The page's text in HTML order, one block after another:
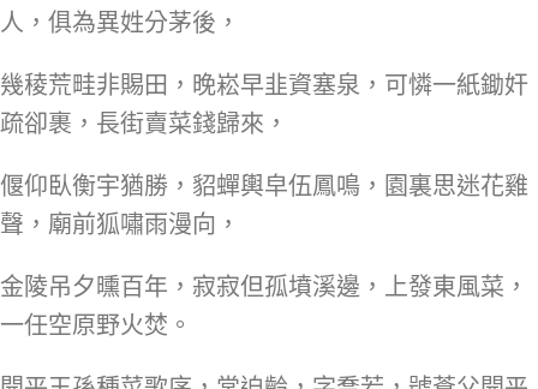
人，俱為異姓分茅後，
幾稜荒畦非賜田，晚崧早韭資塞泉，可憐一紙鋤奸
疏卻裹，長街賣菜錢歸來，
偃仰臥衡宇猶勝，貂蟬輿皁伍鳳鳴，園裏思迷花雞
聲，廟前狐嘯雨漫向，
金陵吊夕曛百年，寂寂但孤墳溪邊，上發東風菜，
一任空原野火焚。